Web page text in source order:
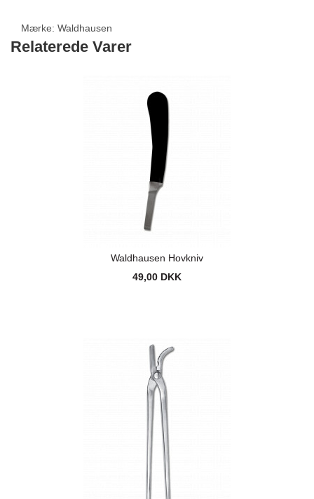
Mærke: Waldhausen
Relaterede Varer
Waldhausen Hovkniv
49,00 DKK